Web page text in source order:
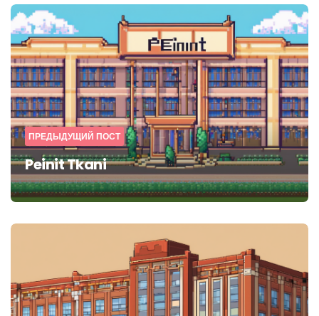
Post
navigation
ПРЕДЫДУЩИЙ ПОСТ
Peinit Tkani